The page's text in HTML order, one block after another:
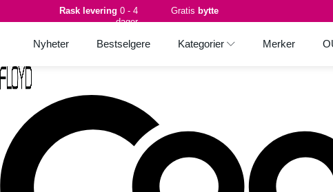
Rask levering 0 - 4
dager
Gratis bytte
Nyheter Bestselgere Kategorier Merker